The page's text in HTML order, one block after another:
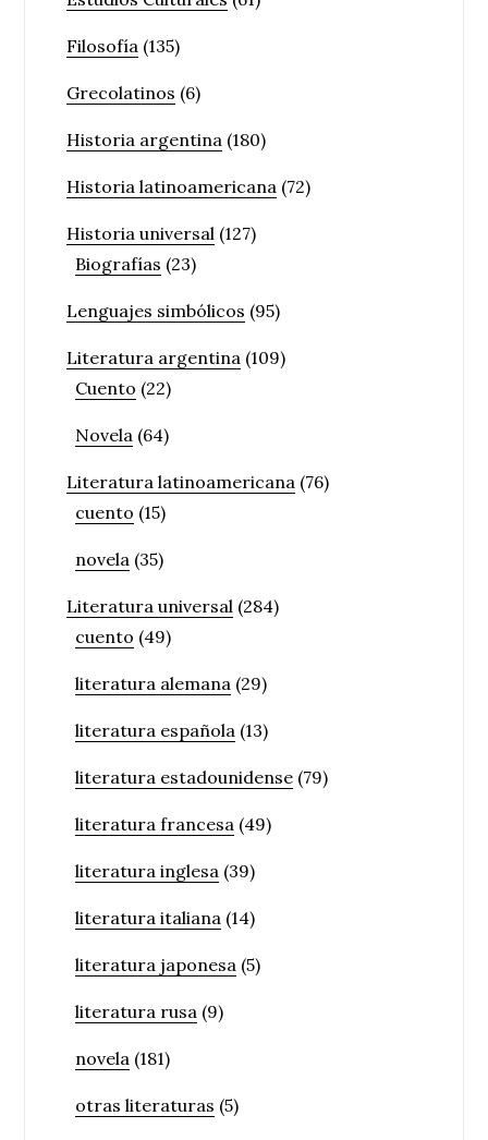
Filosofía (135)
Grecolatinos (6)
Historia argentina (180)
Historia latinoamericana (72)
Historia universal (127)
Biografías (23)
Lenguajes simbólicos (95)
Literatura argentina (109)
Cuento (22)
Novela (64)
Literatura latinoamericana (76)
cuento (15)
novela (35)
Literatura universal (284)
cuento (49)
literatura alemana (29)
literatura española (13)
literatura estadounidense (79)
literatura francesa (49)
literatura inglesa (39)
literatura italiana (14)
literatura japonesa (5)
literatura rusa (9)
novela (181)
otras literaturas (5)